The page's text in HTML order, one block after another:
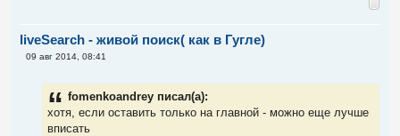
liveSearch - живой поиск( как в Гугле)
С
09 авг 2014, 08:41
fomenkoandrey писал(а):
хотя, если оставить только на главной - можно еще лучше
вписать